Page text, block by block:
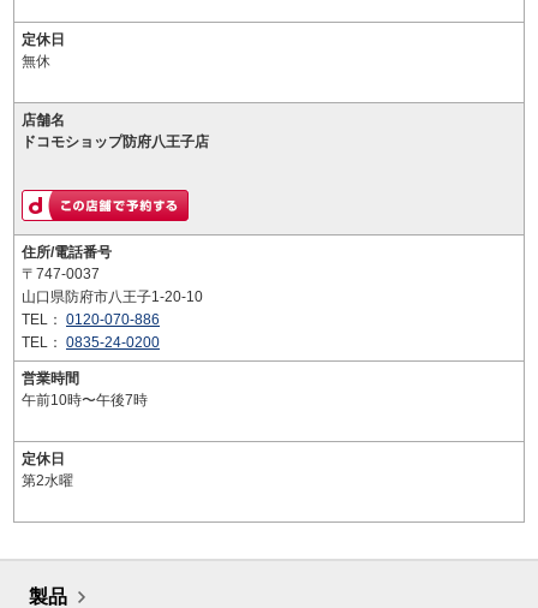
定休日
無休
店舗名
ドコモショップ防府八王子店
住所/電話番号
〒747-0037
山口県防府市八王子1-20-10
TEL： 0120-070-886
TEL： 0835-24-0200
営業時間
午前10時〜午後7時
定休日
第2水曜
製品